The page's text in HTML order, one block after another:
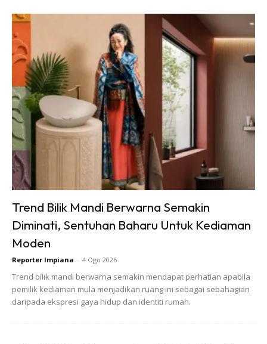
dan keluar dari sarang. Rumah yang sudah lama didiami
atau mengalami pergerakan struktur lebih cenderung
mempunyai rekahan mikro yang tidak disedari.
Ads
Celah kecil inilah yang memudahkan semut bersarang di
rumah kerana ia memberi ruang perlindungan yang selamat
daripada gangguan luar.
Trend Bilik Mandi Berwarna Semakin
Diminati, Sentuhan Baharu Untuk Kediaman
Moden
Reporter Impiana - 4 Ogo 2026
Trend bilik mandi berwarna semakin mendapat perhatian apabila
pemilik kediaman mula menjadikan ruang ini sebagai sebahagian
daripada ekspresi gaya hidup dan identiti rumah.